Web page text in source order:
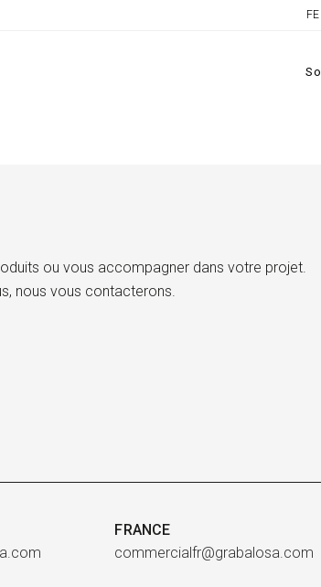
ou vous accompagner dans votre projet.
nous vous contacterons.
FRANCE
commercialfr@grabalosa.com